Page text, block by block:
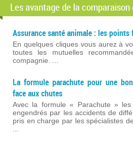
Les avantage de la comparaison
Assurance santé animale : les
En quelques cliques vous aurez à
toutes les mutuelles
compagnie. ...
La formule parachute pour une
face aux chutes
Avec la formule « Parachute »
engendrés par les accidents de
pris en charge par les spécialistes